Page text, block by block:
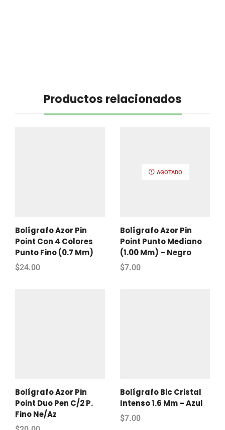
Productos relacionados
Bolígrafo Azor Pin
Point Con 4 Colores
Punto Fino (0.7 Mm)
$24.00
AGOTADO
Bolígrafo Azor Pin
Point Punto Mediano
(1.00 Mm) – Negro
$7.00
Bolígrafo Azor Pin
Point Duo Pen C/2 P.
Fino Ne/Az
Bolígrafo Bic Cristal
Intenso 1.6 Mm – Azul
$7.00